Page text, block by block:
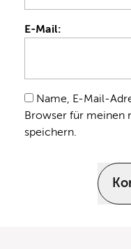
E-Mail:
Name, E-Mail-
Browser für meinen
speichern.